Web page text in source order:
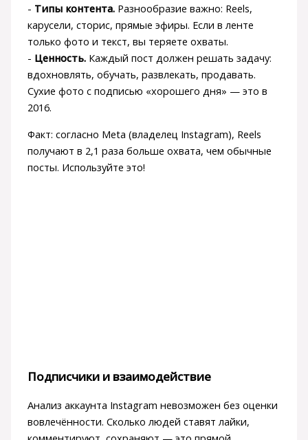
- Типы контента.Разнообразие важно: Reels,
карусели, сторис, прямые эфиры. Если в ленте
только фото и текст, вы теряете охваты.
- Ценность.Каждый пост должен решать задачу:
вдохновлять, обучать, развлекать, продавать.
Сухие фото с подписью «хорошего дня» — это в
2016.
Факт: согласно Meta (владелец Instagram), Reels
получают в 2,1 раза больше охвата, чем обычные
посты. Используйте это!
Подписчики и взаимодействие
Анализ аккаунта Instagram невозможен без оценки
вовлечённости. Сколько людей ставят лайки,